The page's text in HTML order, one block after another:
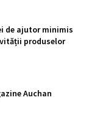
de ajutor minimis
produselor
Auchan